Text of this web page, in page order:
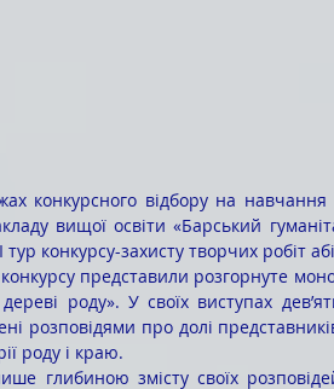
конкурсного відбору на навчання
вищої освіти «Барський
конкурсу-захисту творчих робіт
роду». У своїх виступах
розповідями про долі
роду і краю.